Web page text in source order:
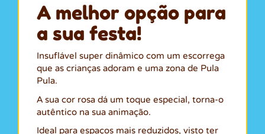
A melhor opção para
a sua festa!
Insuflável super dinâmico com um escorrega
que as crianças adoram e uma zona de Pula
Pula.
A sua cor rosa dá um toque especial, torna-o
autêntico na sua animação.
Ideal para espaços mais reduzidos, visto ter